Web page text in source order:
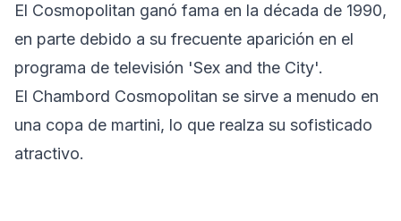
El Cosmopolitan ganó fama en la década de 1990,
en parte debido a su frecuente aparición en el
programa de televisión 'Sex and the City'.
El Chambord Cosmopolitan se sirve a menudo en
una copa de martini, lo que realza su sofisticado
atractivo.